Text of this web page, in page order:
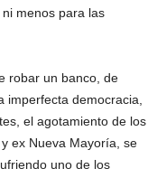
menos para las
robar un banco, de
imperfecta democracia,
el agotamiento de los
ex Nueva Mayoría, se
uno de los